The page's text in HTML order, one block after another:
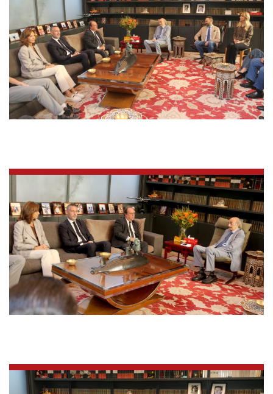
سجالات
صحّة وصحن
الرياضة
للتاريخ
فيديو
من نحن
للتواصل معنا
شروط الإشتراك